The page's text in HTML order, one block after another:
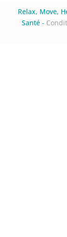
Relax, Move,
Santé-